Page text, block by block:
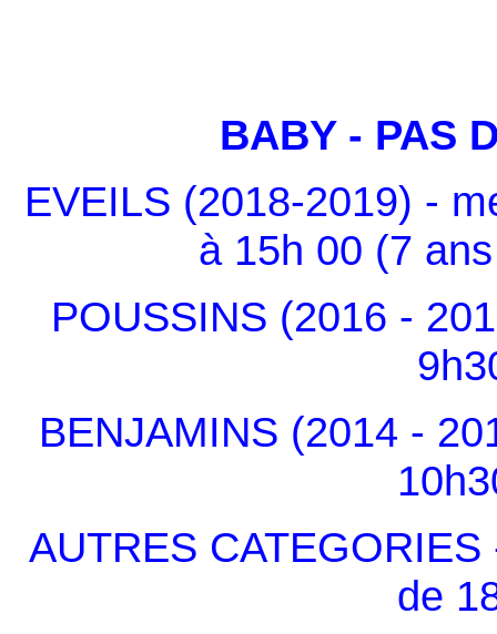
BABY - PAS
EVEILS (2018-2019) -
à 15h 00 (7
POUSSINS (2016 -
BENJAMINS (2014 -
AUTRES
de